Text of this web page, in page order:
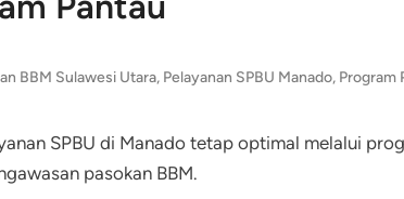
BBM Sulawesi Utara, Pelayanan SPBU Manado, Program
SPBU di Manado tetap optimal melalui
pasokan BBM.